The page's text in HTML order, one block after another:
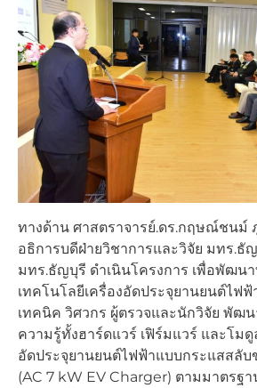
ทางด้าน ศาสตราจารย์.ดร.กฤษณ์ชนม์
อธิการบดีฝ่ายวิชาการและวิจัย มทร.ธั
มทร.ธัญบุรี ดำเนินโครงการ เพื่อพัฒน
เทคโนโลยีเครื่องอัดประจุยานยนต์ไฟ
เทคนิค วิศวกร ผู้ตรวจและนักวิจัย พัฒ
ความรู้ทั้งฮาร์ดแวร์ เฟิร์มแวร์ และโม
อัดประจุยานยนต์ไฟฟ้าแบบกระแสสลับ
(AC 7 kW EV Charger) ตามมาตรฐา